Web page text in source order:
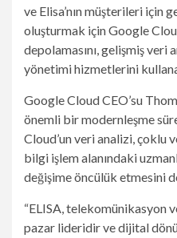
ve Elisa’nın müşterileri için
oluşturmak için Google
depolamasını, gelişmiş
yönetimi hizmetlerini
Google Cloud CEO’su
önemli bir modernleşme
Cloud’un veri analizi, çoklu
bilgi işlem alanındaki
değişime öncülük etmesini
“ELISA, telekomünikasyon
pazar lideridir ve dijital